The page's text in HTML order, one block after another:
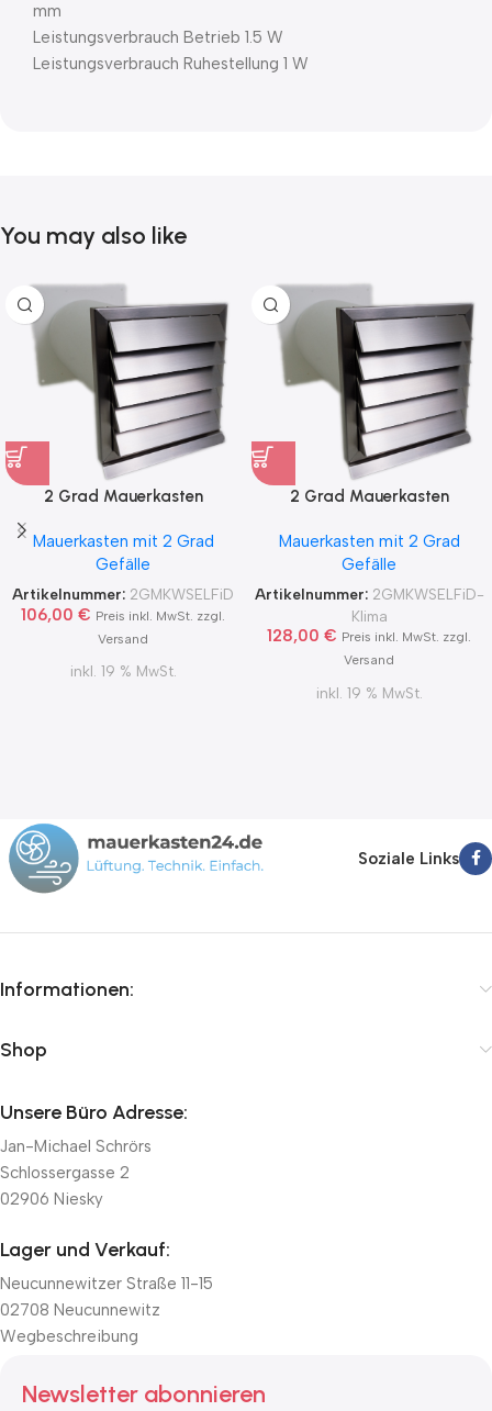
mm
Leistungsverbrauch Betrieb 1.5 W
Leistungsverbrauch Ruhestellung 1 W
You may also like
2 Grad Mauerkasten
Kondensatablauf auch mit
Blower Door Test und
Zertifikat Ø100, 125, 150
2Grad MKWSELFiD
Mauerkasten mit 2 Grad
Gefälle
Artikelnummer: 2GMKWSELFiD
106,00 € Preis inkl. MwSt. zzgl.
Versand
inkl. 19 % MwSt.
2 Grad Mauerkasten
Kondensatablauf für
Klimageräte Ø150 2Grad
MKWSELFiD
Mauerkasten mit 2 Grad
Gefälle
Artikelnummer: 2GMKWSELFiD-
Klima
128,00 € Preis inkl. MwSt. zzgl.
Versand
inkl. 19 % MwSt.
Soziale Links
Informationen:
Shop
Unsere Büro Adresse:
Jan-Michael Schrörs
Schlossergasse 2
02906 Niesky
Lager und Verkauf:
Neucunnewitzer Straße 11-15
02708 Neucunnewitz
Wegbeschreibung
Newsletter abonnieren